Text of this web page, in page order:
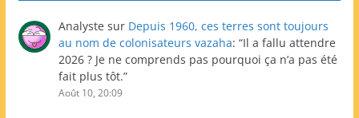
Analyste sur Depuis 1960, ces terres sont toujours
au nom de colonisateurs vazaha: “Il a fallu attendre
2026 ? Je ne comprends pas pourquoi ça n’a pas été
fait plus tôt.”
Août 10, 20:09